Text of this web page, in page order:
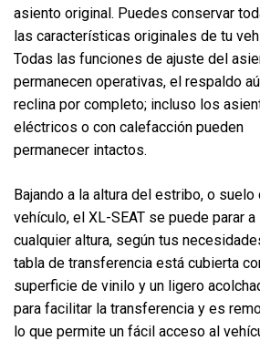
asiento original. Puedes conservar
las características originales de tu
Todas las funciones de ajuste del
permanecen operativas, el respaldo
reclina por completo; incluso los
eléctricos o con calefacción pueden
permanecer intactos.
Bajando a la altura del estribo, o suelo
vehículo, el XL-SEAT se puede parar a
cualquier altura, según tus
tabla de transferencia está cubierta
superficie de vinilo y un ligero
para facilitar la transferencia y es
lo que permite un fácil acceso al